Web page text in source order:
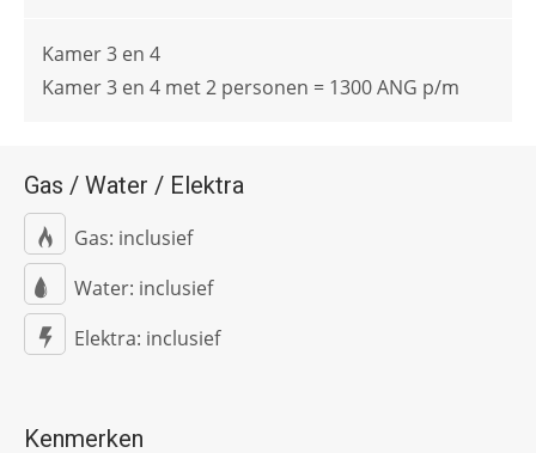
Kamer 3 en 4
Kamer 3 en 4 met 2 personen = 1300 ANG p/m
Gas / Water / Elektra
Gas: inclusief
Water: inclusief
Elektra: inclusief
Kenmerken